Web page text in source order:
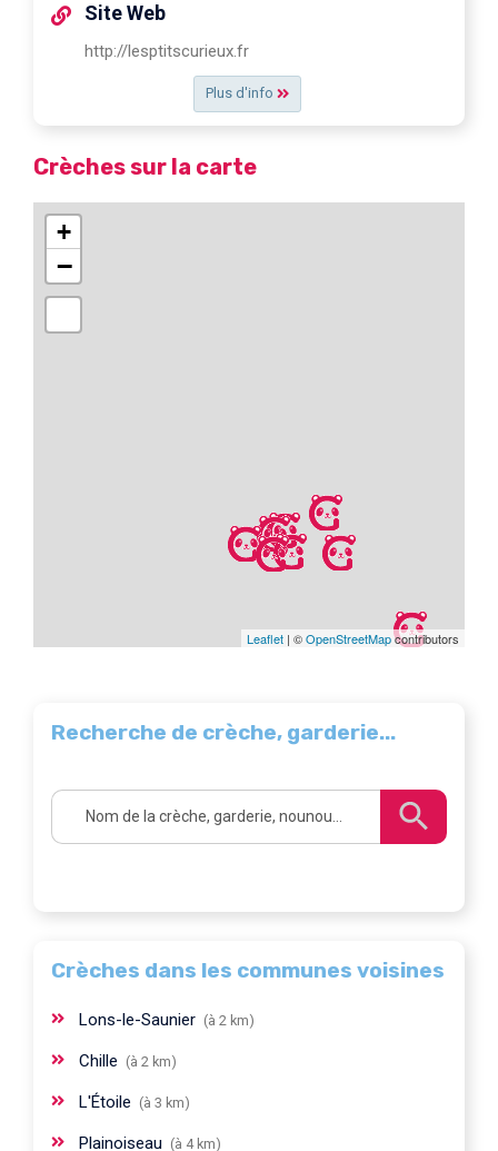
Plus d'info
Site Web
http://lesptitscurieux.fr
Crèches sur la carte
+
−
Leaflet | ©OpenStreetMapcontributors
Recherche de crèche, garderie...
Crèches dans les communes voisines
Lons-le-Saunier (à 2 km)
Chille (à 2 km)
L'Étoile (à 3 km)
Plainoiseau (à 4 km)